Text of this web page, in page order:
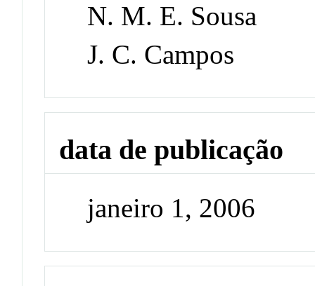
N. M. E. Sousa
J. C. Campos
data de publicação
janeiro 1, 2006